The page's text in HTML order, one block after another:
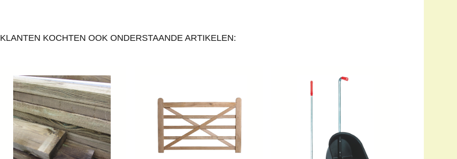
KLANTEN KOCHTEN OOK ONDERSTAANDE ARTIKELEN: